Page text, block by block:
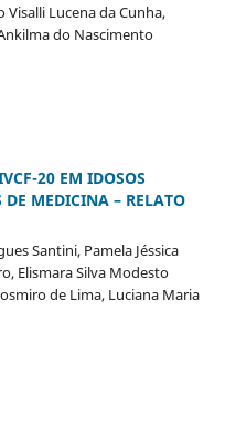
Visalli Lucena da Cunha,
do Nascimento
20 EM IDOSOS
DE MEDICINA – RELATO
Santini, Pamela Jéssica
Elismara Silva Modesto
de Lima, Luciana Maria